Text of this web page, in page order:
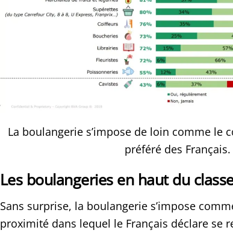
La boulangerie s’impose de loin comme le
préféré des Français.
Les boulangeries en haut du
Sans surprise, la boulangerie s’impose
proximité dans lequel le Français déclare se